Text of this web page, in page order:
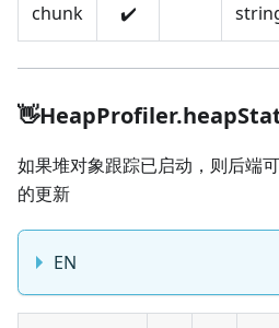
chunk ✔️
如果堆对象跟踪已启动，则后端
的更新
EN